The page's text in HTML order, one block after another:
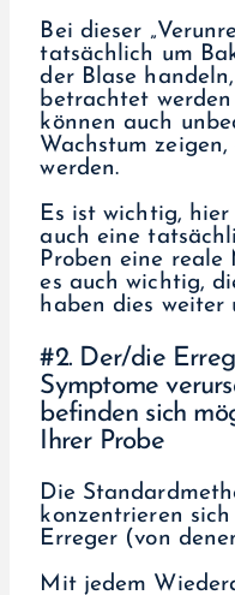
Bei dieser
tatsächlich um
der Blase
betrachtet werden
können auch
Wachstum
werden.
Es ist wichtig, hier
auch eine
Proben eine
es auch wichtig,
haben dies weiter
#2. Der/die
Symptome
befinden sich
Ihrer Probe
Die
konzentrieren
Erreger (von
Mit jedem